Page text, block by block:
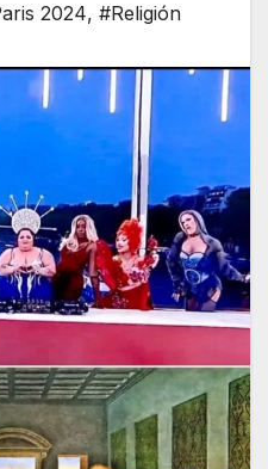
2024, #Religión